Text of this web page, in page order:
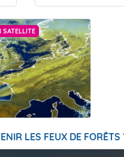
SATELLITE
LES FEUX DE FORÊTS